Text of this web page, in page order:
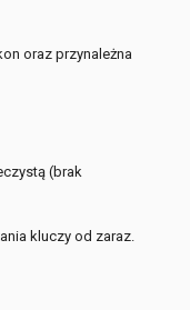
oraz przynależna
(brak
kluczy od zaraz.